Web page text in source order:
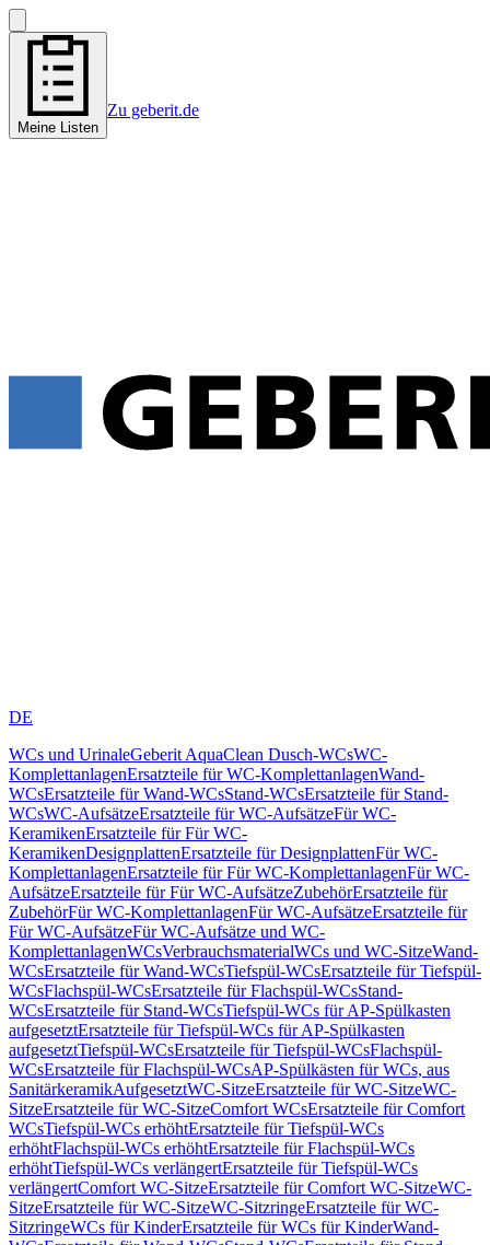
Meine Listen
Zu geberit.de
DE
WCs und UrinaleGeberit AquaClean Dusch-WCsWC-
KomplettanlagenErsatzteile für WC-KomplettanlagenWand-
WCsErsatzteile für Wand-WCsStand-WCsErsatzteile für Stand-
WCsWC-AufsätzeErsatzteile für WC-AufsätzeFür WC-
KeramikenErsatzteile für Für WC-
KeramikenDesignplattenErsatzteile für DesignplattenFür WC-
KomplettanlagenErsatzteile für Für WC-KomplettanlagenFür WC-
AufsätzeErsatzteile für Für WC-AufsätzeZubehörErsatzteile für
ZubehörFür WC-KomplettanlagenFür WC-AufsätzeErsatzteile für
Für WC-AufsätzeFür WC-Aufsätze und WC-
KomplettanlagenWCsVerbrauchsmaterialWCs und WC-SitzeWand-
WCsErsatzteile für Wand-WCsTiefspül-WCsErsatzteile für Tiefspül-
WCsFlachspül-WCsErsatzteile für Flachspül-WCsStand-
WCsErsatzteile für Stand-WCsTiefspül-WCs für AP-Spülkasten
aufgesetztErsatzteile für Tiefspül-WCs für AP-Spülkasten
aufgesetztTiefspül-WCsErsatzteile für Tiefspül-WCsFlachspül-
WCsErsatzteile für Flachspül-WCsAP-Spülkästen für WCs, aus
SanitärkeramikAufgesetztWC-SitzeErsatzteile für WC-SitzeWC-
SitzeErsatzteile für WC-SitzeComfort WCsErsatzteile für Comfort
WCsTiefspül-WCs erhöhtErsatzteile für Tiefspül-WCs
erhöhtFlachspül-WCs erhöhtErsatzteile für Flachspül-WCs
erhöhtTiefspül-WCs verlängertErsatzteile für Tiefspül-WCs
verlängertComfort WC-SitzeErsatzteile für Comfort WC-SitzeWC-
SitzeErsatzteile für WC-SitzeWC-SitzringeErsatzteile für WC-
SitzringeWCs für KinderErsatzteile für WCs für KinderWand-